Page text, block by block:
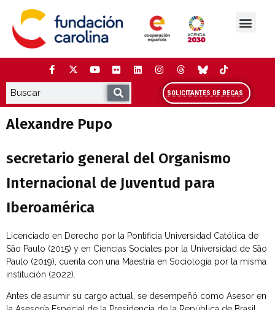
contenido
SOLICITANTES DE BECAS
Alexandre Pupo
secretario general del Organismo
Internacional de Juventud para
Iberoamérica
Licenciado en Derecho por la Pontificia Universidad Católica de
São Paulo (2015) y en Ciencias Sociales por la Universidad de São
Paulo (2019), cuenta con una Maestría en Sociología por la misma
institución (2022).
Antes de asumir su cargo actual, se desempeñó como Asesor en